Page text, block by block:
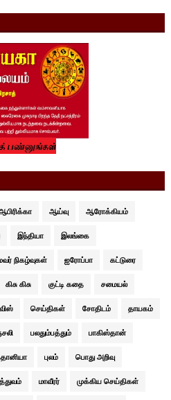
ஆய்வு ஆரோக்கியம்
இந்தியா இலங்கை
நிகழ்வுகள் ஐரோப்பா கட்டுரை
கிசு கிசு குட்டி கதை சமையல்
செய்திகள் சோதிடம் தாயகம்
பலதும்பத்தும் பாகிஸ்தான்
புலம் பொது அறிவு
மாவீரர் முக்கிய செய்திகள்